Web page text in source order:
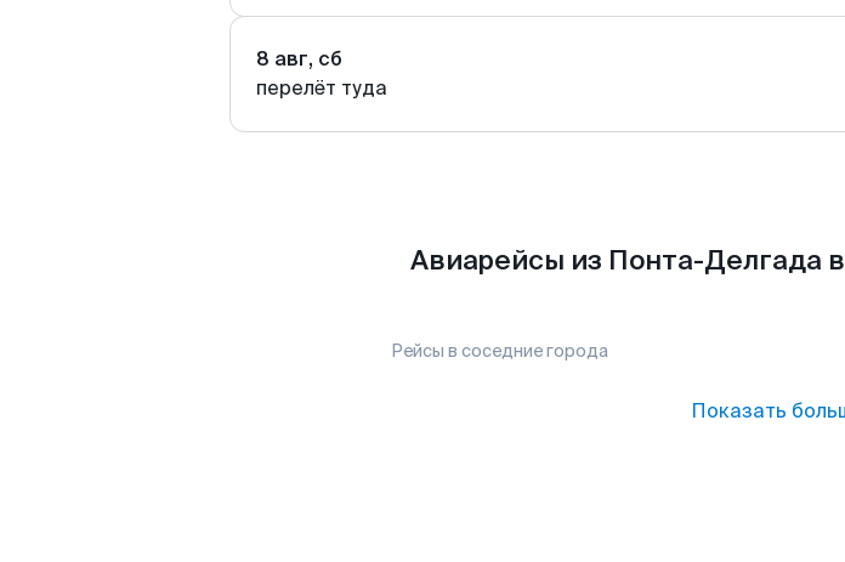
8 авг, сб
перелёт туда
Авиарейсы из Понта-Делгада
Рейсы в соседние города
Показать